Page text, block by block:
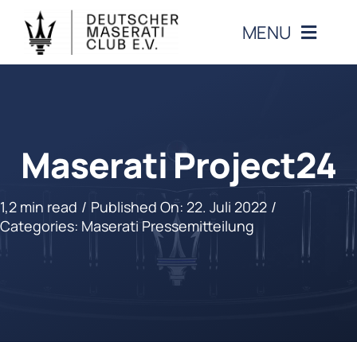
Inhalt
springen
MENU
MITGLIEDERBEREICH
Maserati Project24
1,2 min read / Published On: 22. Juli 2022 /
Categories: Maserati Pressemitteilung